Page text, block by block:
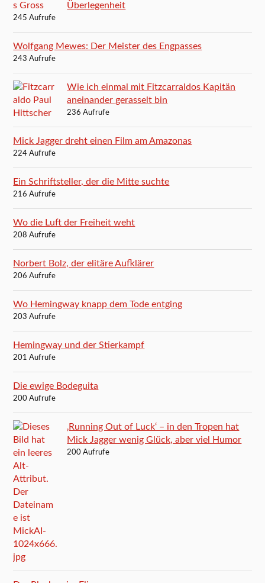
Überlegenheit
245 Aufrufe
Wolfgang Mewes: Der Meister des Engpasses
243 Aufrufe
Wie ich einmal mit Fitzcarraldos Kapitän
aneinander gerasselt bin
236 Aufrufe
Mick Jagger dreht einen Film am Amazonas
224 Aufrufe
Ein Schriftsteller, der die Mitte suchte
216 Aufrufe
Wo die Luft der Freiheit weht
208 Aufrufe
Norbert Bolz, der elitäre Aufklärer
206 Aufrufe
Wo Hemingway knapp dem Tode entging
203 Aufrufe
Hemingway und der Stierkampf
201 Aufrufe
Die ewige Bodeguita
200 Aufrufe
‚Running Out of Luck‘ – in den Tropen hat
Mick Jagger wenig Glück, aber viel Humor
200 Aufrufe